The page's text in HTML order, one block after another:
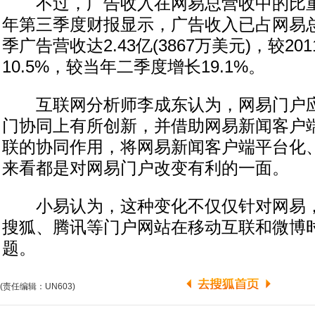
年第三季度财报显示，广告收入已占网易
季广告营收达2.43亿(3867万美元)，较
10.5%，较当年二季度增长19.1%。
互联网分析师李成东认为，网易门户
门协同上有所创新，并借助网易新闻客户
联的协同作用，将网易新闻客户端平台化
来看都是对网易门户改变有利的一面。
小易认为，这种变化不仅仅针对网易
搜狐、腾讯等门户网站在移动互联和微博
题。
(责任编辑：UN603)